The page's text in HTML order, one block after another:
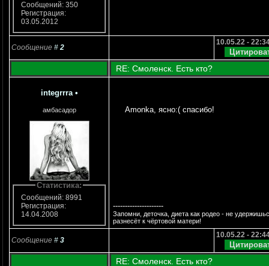
Сообщений: 350
Регистрация:
03.05.2012
Сообщение#2
10.05.22 -
RE: Смоленск. Есть кто?
integrrra •
амбасадор
Статистика:
Сообщений: 8991
Регистрация:
14.04.2008
Amonka, ясно:( спасибо!
---------------------
Запомни, деточка, диета как родео - не
разнесёт к чёртовой матери!
Сообщение#3
10.05.22 -
RE: Смоленск. Есть кто?